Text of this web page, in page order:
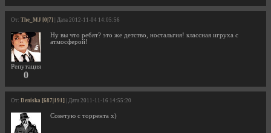
От: The_MJ [0|7] | Дата 2012-11-04 14:05:56
Репутация
0
Ну вы что ребят? это же детство, ностальгия! классная игруха с
атмосферой!
От: Deniska [687|191] | Дата 2011-11-16 14:55:20
Советую с торрента х)